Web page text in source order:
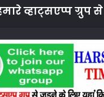
व्हाट्सएप्प ग्रुप